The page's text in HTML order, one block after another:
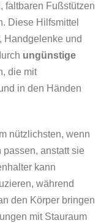
faltbaren Fußstützen
Diese Hilfsmittel
Handgelenke und
ungünstige
die mit
in den Händen
nützlichsten, wenn
anstatt sie
kann
während
den Körper bringen
mit Stauraum